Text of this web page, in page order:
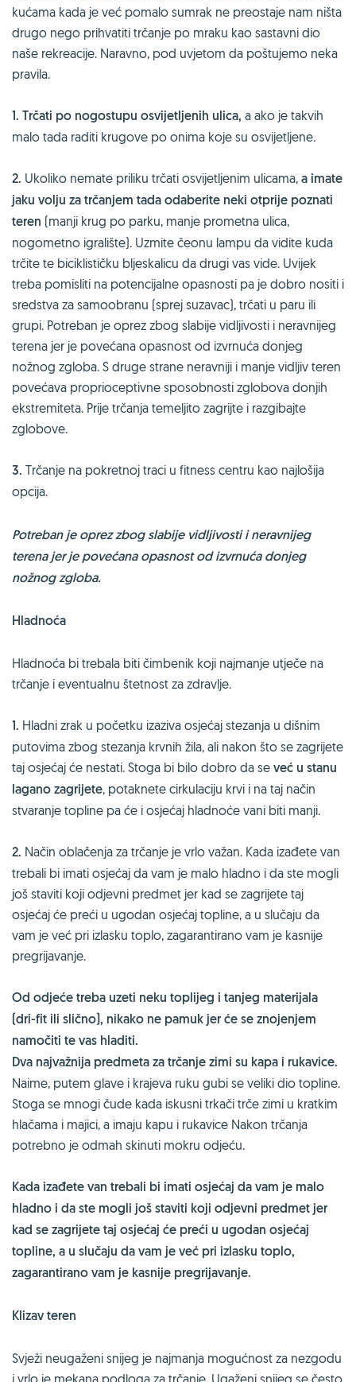
kućama kada je već pomalo sumrak ne preostaje nam ništa
drugo nego prihvatiti trčanje po mraku kao sastavni dio
naše rekreacije. Naravno, pod uvjetom da poštujemo neka
pravila.
1. Trčati po nogostupu osvijetljenih ulica, a ako je takvih
malo tada raditi krugove po onima koje su osvijetljene.
2. Ukoliko nemate priliku trčati osvijetljenim ulicama, a imate
jaku volju za trčanjem tada odaberite neki otprije poznati
teren (manji krug po parku, manje prometna ulica,
nogometno igralište). Uzmite čeonu lampu da vidite kuda
trčite te biciklističku bljeskalicu da drugi vas vide. Uvijek
treba pomisliti na potencijalne opasnosti pa je dobro nositi i
sredstva za samoobranu (sprej suzavac), trčati u paru ili
grupi. Potreban je oprez zbog slabije vidljivosti i neravnijeg
terena jer je povećana opasnost od izvrnuća donjeg
nožnog zgloba. S druge strane neravniji i manje vidljiv teren
povećava proprioceptivne sposobnosti zglobova donjih
ekstremiteta. Prije trčanja temeljito zagrijte i razgibajte
zglobove.
3. Trčanje na pokretnoj traci u fitness centru kao najlošija
opcija.
Potreban je oprez zbog slabije vidljivosti i neravnijeg
terena jer je povećana opasnost od izvrnuća donjeg
nožnog zgloba.
Hladnoća
Hladnoća bi trebala biti čimbenik koji najmanje utječe na
trčanje i eventualnu štetnost za zdravlje.
1. Hladni zrak u početku izaziva osjećaj stezanja u dišnim
putovima zbog stezanja krvnih žila, ali nakon što se zagrijete
taj osjećaj će nestati. Stoga bi bilo dobro da se već u stanu
lagano zagrijete, potaknete cirkulaciju krvi i na taj način
stvaranje topline pa će i osjećaj hladnoće vani biti manji.
2. Način oblačenja za trčanje je vrlo važan. Kada izađete van
trebali bi imati osjećaj da vam je malo hladno i da ste mogli
još staviti koji odjevni predmet jer kad se zagrijete taj
osjećaj će preći u ugodan osjećaj topline, a u slučaju da
vam je već pri izlasku toplo, zagarantirano vam je kasnije
pregrijavanje.
Od odjeće treba uzeti neku toplijeg i tanjeg materijala
(dri-fit ili slično), nikako ne pamuk jer će se znojenjem
namočiti te vas hladiti.
Dva najvažnija predmeta za trčanje zimi su kapa i rukavice.
Naime, putem glave i krajeva ruku gubi se veliki dio topline.
Stoga se mnogi čude kada iskusni trkači trče zimi u kratkim
hlačama i majici, a imaju kapu i rukavice Nakon trčanja
potrebno je odmah skinuti mokru odjeću.
Kada izađete van trebali bi imati osjećaj da vam je malo
hladno i da ste mogli još staviti koji odjevni predmet jer
kad se zagrijete taj osjećaj će preći u ugodan osjećaj
topline, a u slučaju da vam je već pri izlasku toplo,
zagarantirano vam je kasnije pregrijavanje.
Klizav teren
Svježi neugaženi snijeg je najmanja mogućnost za nezgodu
i vrlo je mekana podloga za trčanje. Ugaženi snijeg se često